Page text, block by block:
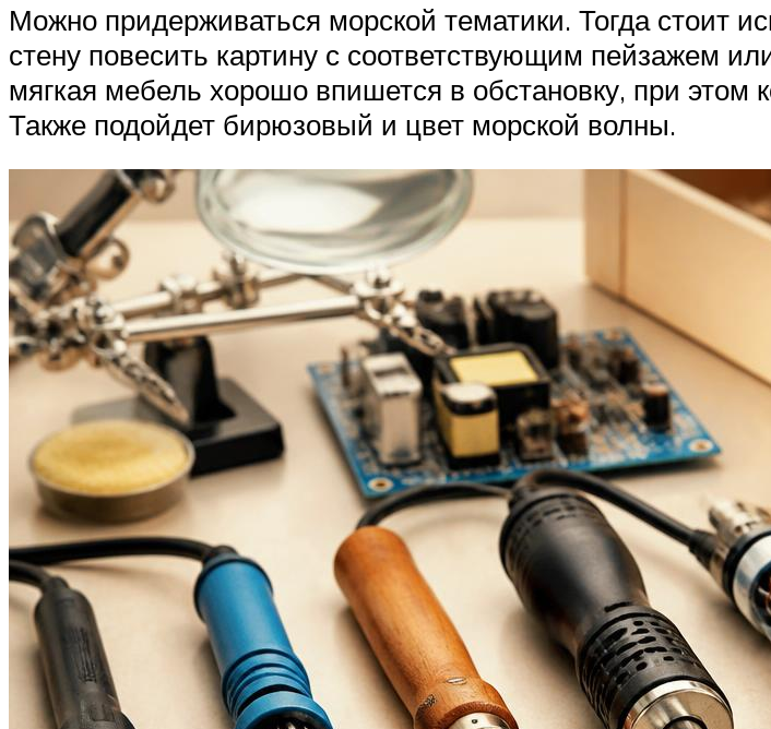
Можно придерживаться морской тематики. Тогда стоит
стену повесить картину с соответствующим пейзажем
мягкая мебель хорошо впишется в обстановку, при этом
Также подойдет бирюзовый и цвет морской волны.